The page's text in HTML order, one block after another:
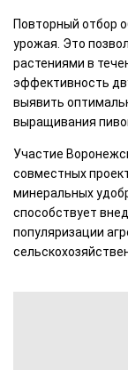
Повторный отбор
урожая. Это
растениями в
эффективность
выявить
выращивания
Участие
совместных
минеральных
способствует
популяризации